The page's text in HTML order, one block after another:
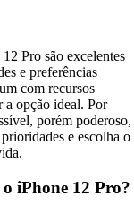
Pro são excelentes
e preferências
com recursos
a opção ideal. Por
porém poderoso,
e escolha o
iPhone 12 Pro?